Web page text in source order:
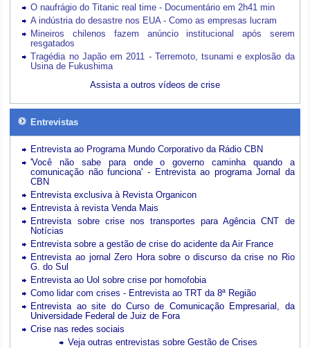
O naufrágio do Titanic real time - Documentário em 2h41 min
A indústria do desastre nos EUA - Como as empresas lucram
Mineiros chilenos fazem anúncio institucional após serem
resgatados
Tragédia no Japão em 2011 - Terremoto, tsunami e explosão da
Usina de Fukushima
Assista a outros vídeos de crise
Entrevistas
Entrevista ao Programa Mundo Corporativo da Rádio CBN
'Você não sabe para onde o governo caminha quando a
comunicação não funciona' - Entrevista ao programa Jornal da
CBN
Entrevista exclusiva à Revista Organicon
Entrevista à revista Venda Mais
Entrevista sobre crise nos transportes para Agência CNT de
Notícias
Entrevista sobre a gestão de crise do acidente da Air France
Entrevista ao jornal Zero Hora sobre o discurso da crise no Rio
G. do Sul
Entrevista ao Uol sobre crise por homofobia
Como lidar com crises - Entrevista ao TRT da 8ª Região
Entrevista ao site do Curso de Comunicação Empresarial, da
Universidade Federal de Juiz de Fora
Crise nas redes sociais
Veja outras entrevistas sobre Gestão de Crises